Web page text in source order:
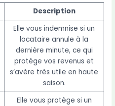
Description
Elle vous indemnise si un
locataire annule à la
dernière minute, ce qui
protège vos revenus et
s’avère très utile en haute
saison.
Elle vous protège si un